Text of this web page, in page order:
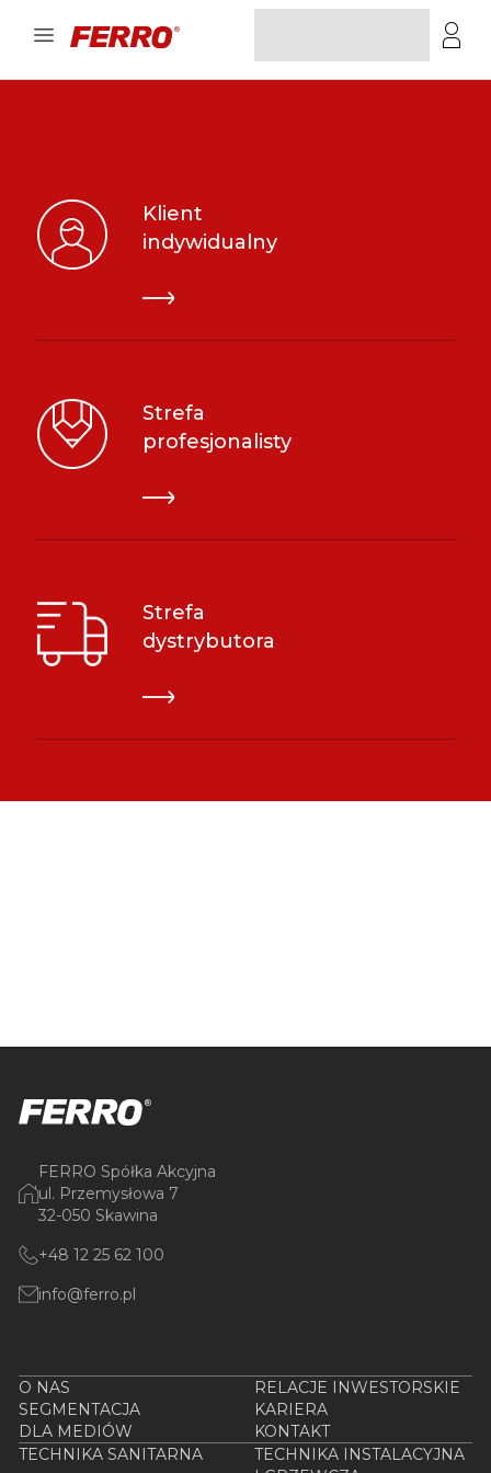
Klient
indywidualny
Strefa
profesjonalisty
Strefa
dystrybutora
FERRO Spółka Akcyjna
ul. Przemysłowa 7
32-050 Skawina
+48 12 25 62 100
info@ferro.pl
O NAS
RELACJE INWESTORSKIE
SEGMENTACJA
KARIERA
DLA MEDIÓW
KONTAKT
TECHNIKA SANITARNA
TECHNIKA INSTALACYJNA